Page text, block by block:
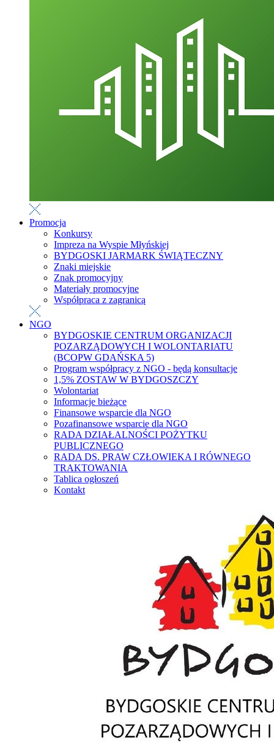
Promocja
Konkursy
Impreza na Wyspie Młyńskiej
BYDGOSKI JARMARK ŚWIĄTECZNY
Znaki miejskie
Znak promocyjny
Materiały promocyjne
Współpraca z zagranicą
NGO
BYDGOSKIE CENTRUM ORGANIZACJI
POZARZĄDOWYCH I WOLONTARIATU
(BCOPW GDAŃSKA 5)
Program współpracy z NGO - będą konsultacje
1,5% ZOSTAW W BYDGOSZCZY
Wolontariat
Informacje bieżące
Finansowe wsparcie dla NGO
Pozafinansowe wsparcie dla NGO
RADA DZIAŁALNOŚCI POŻYTKU
PUBLICZNEGO
RADA DS. PRAW CZŁOWIEKA I RÓWNEGO
TRAKTOWANIA
Tablica ogłoszeń
Kontakt